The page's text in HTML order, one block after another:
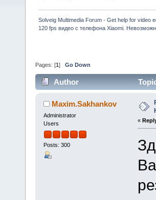
Solveig Multimedia Forum - Get help for video
120 fps видео с телефона Xiaomi.
Pages: [1 ] Go Down
Author
Maxim.Sakhankov
Administrator
Users
Posts: 300
«